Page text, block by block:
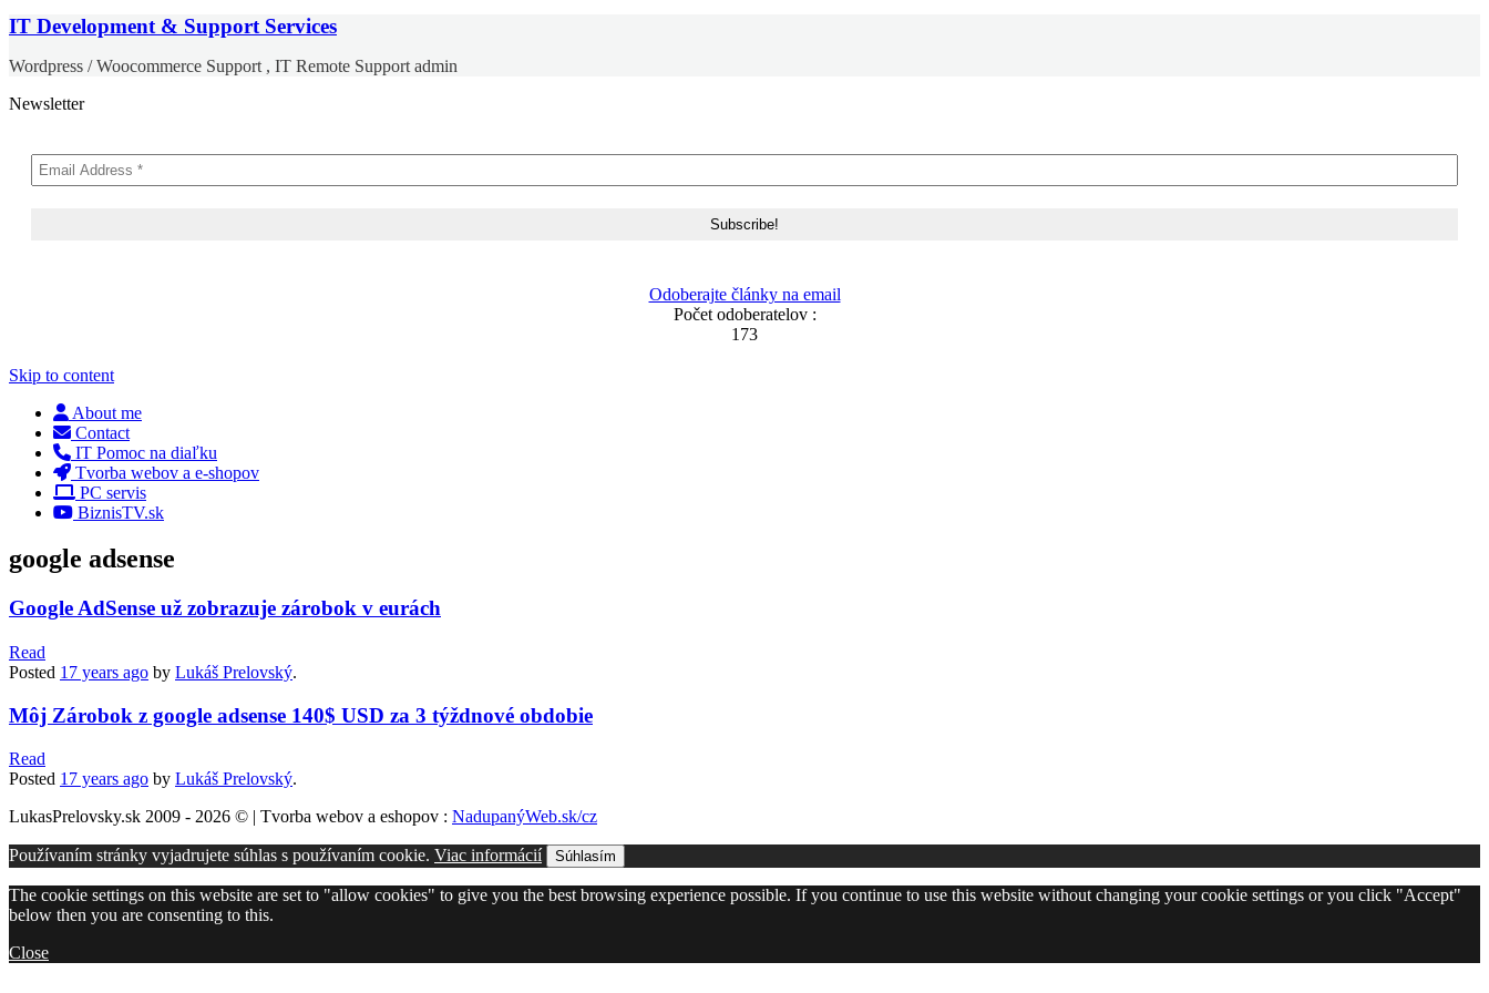
IT Development & Support Services
Wordpress / Woocommerce Support , IT Remote Support admin
Newsletter
Odoberajte články na email
Počet odoberatelov :
173
Skip to content
About me
Contact
IT Pomoc na diaľku
Tvorba webov a e-shopov
PC servis
BiznisTV.sk
google adsense
Google AdSense už zobrazuje zárobok v eurách
Read
Posted 17 years ago by Lukáš Prelovský.
Môj Zárobok z google adsense 140$ USD za 3 týždnové obdobie
Read
Posted 17 years ago by Lukáš Prelovský.
LukasPrelovsky.sk 2009 - 2026 © | Tvorba webov a eshopov : NadupanýWeb.sk/cz
Používaním stránky vyjadrujete súhlas s používaním cookie. Viac informácií Súhlasím
The cookie settings on this website are set to "allow cookies" to give you the best browsing experience possible. If you continue to use this website without changing your cookie settings or you click "Accept"
below then you are consenting to this.
Close